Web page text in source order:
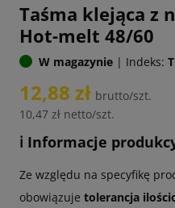
Taśma klejąca z
Hot-melt 48/60
W magazynie | Indeks:
12,88 zł brutto/szt.
10,47 zł netto/szt.
ℹ️ Informacje
Ze względu na specyfikę
obowiązuje tolerancja